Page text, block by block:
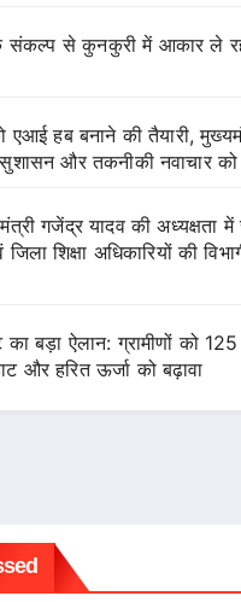
संकल्प से कुनकुरी में आकार ले
एआई हब बनाने की तैयारी,
और तकनीकी नवाचार को
गजेंद्र यादव की अध्यक्षता
शिक्षा अधिकारियों की
बड़ा ऐलान: ग्रामीणों को
और हरित ऊर्जा को बढ़ावा